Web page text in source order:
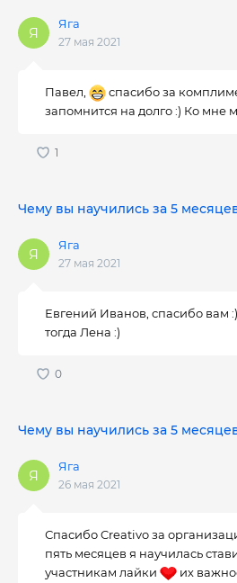
Яга
27 мая 2021
Павел,
спасибо за
запомнится на долго :) Ко мне
Чему вы научились за 5
Яга
27 мая 2021
Евгений Иванов, спасибо вам
тогда Лена :)
Чему вы научились за 5
Яга
26 мая 2021
Спасибо Creativo за
пять месяцев я научилась
участникам лайки
их